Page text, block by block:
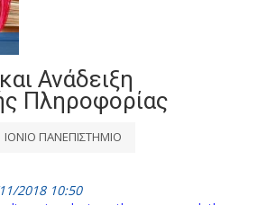
Ανάδειξη
Πληροφορίας
ΙΟΝΙΟ ΠΑΝΕΠΙΣΤΗΜΙΟ
2018 10:50